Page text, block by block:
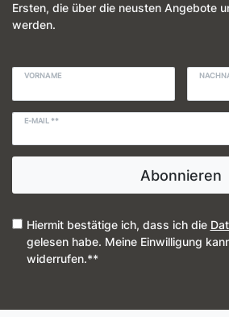
Ersten, die über die neusten Angebote
werden.
VORNAME
E-MAIL **
Abonnieren
Hiermit bestätige ich, dass ich die
gelesen habe. Meine Einwilligung
widerrufen.**